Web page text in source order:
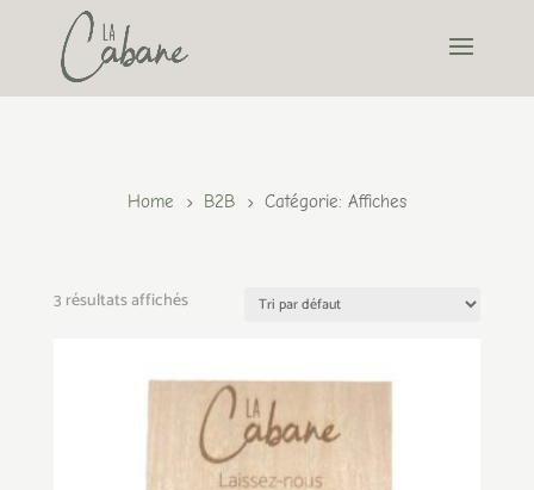
Home 5 B2B 5 Catégorie: Affiches
3 résultats affichés